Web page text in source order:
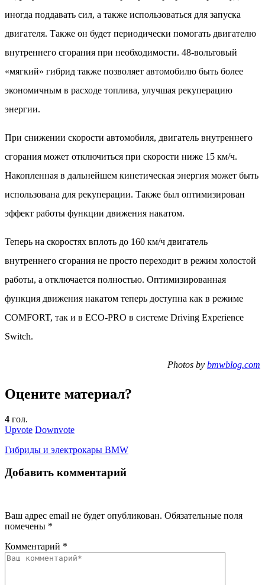
иногда поддавать сил, а также использоваться для запуска
двигателя. Также он будет периодически помогать двигателю
внутреннего сгорания при необходимости. 48-вольтовый
«мягкий» гибрид также позволяет автомобилю быть более
экономичным в расходе топлива, улучшая рекуперацию
энергии.
При снижении скорости автомобиля, двигатель внутреннего
сгорания может отключиться при скорости ниже 15 км/ч.
Накопленная в дальнейшем кинетическая энергия может быть
использована для рекуперации. Также был оптимизирован
эффект работы функции движения накатом.
Теперь на скоростях вплоть до 160 км/ч двигатель
внутреннего сгорания не просто переходит в режим холостой
работы, а отключается полностью. Оптимизированная
функция движения накатом теперь доступна как в режиме
COMFORT, так и в ECO-PRO в системе Driving Experience
Switch.
Photos by bmwblog.com
Оцените материал?
4 гол.
Upvote Downvote
Гибриды и электрокары BMW
Добавить комментарий
Ваш адрес email не будет опубликован. Обязательные поля
помечены *
Комментарий *